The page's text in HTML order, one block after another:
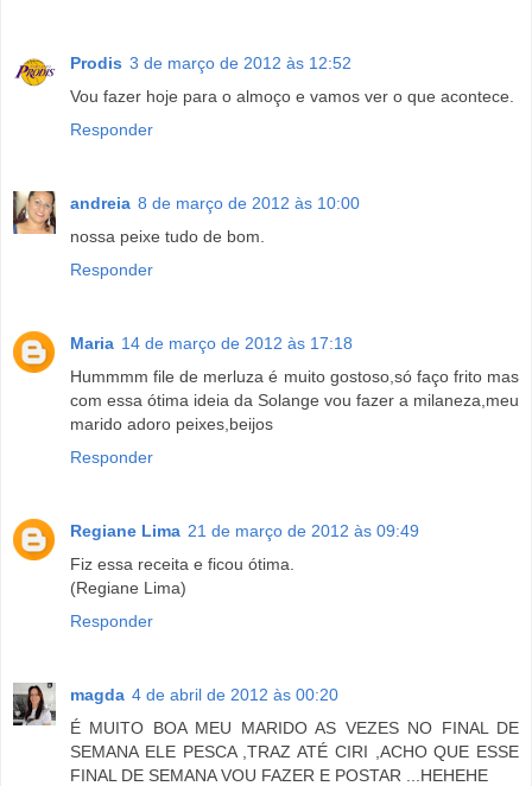
Prodis 3 de março de 2012 às 12:52
Vou fazer hoje para o almoço e vamos ver o que acontece.
Responder
andreia 8 de março de 2012 às 10:00
nossa peixe tudo de bom.
Responder
Maria 14 de março de 2012 às 17:18
Hummmm file de merluza é muito gostoso,só faço frito mas
com essa ótima ideia da Solange vou fazer a milaneza,meu
marido adoro peixes,beijos
Responder
Regiane Lima 21 de março de 2012 às 09:49
Fiz essa receita e ficou ótima.
(Regiane Lima)
Responder
magda 4 de abril de 2012 às 00:20
É MUITO BOA MEU MARIDO AS VEZES NO FINAL DE
SEMANA ELE PESCA ,TRAZ ATÉ CIRI ,ACHO QUE ESSE
FINAL DE SEMANA VOU FAZER E POSTAR ...HEHEHE